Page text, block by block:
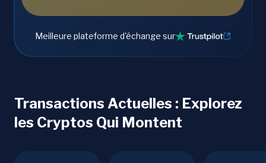
Meilleure plateforme d'échange sur
Transactions Actuelles : Explorez
les Cryptos Qui Montent